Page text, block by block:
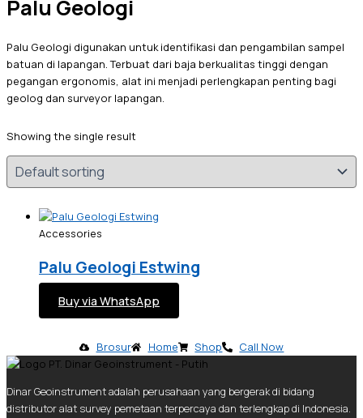
Palu Geologi
Palu Geologi digunakan untuk identifikasi dan pengambilan sampel
batuan di lapangan. Terbuat dari baja berkualitas tinggi dengan
pegangan ergonomis, alat ini menjadi perlengkapan penting bagi
geolog dan surveyor lapangan.
Showing the single result
Accessories
Palu Geologi Estwing
Buy via WhatsApp
Brosur Home Shop Call Now
Dinar Geoinstrument adalah perusahaan yang bergerak di bidang
distributor alat survey pemetaan terpercaya dan terlengkap di Indonesia.